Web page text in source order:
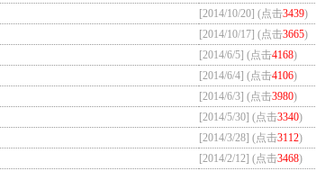
[2014/10/20] (点击3439)
[2014/10/17] (点击3665)
[2014/6/5] (点击4168)
[2014/6/4] (点击4106)
[2014/6/3] (点击3980)
[2014/5/30] (点击3340)
[2014/3/28] (点击3112)
[2014/2/12] (点击3468)